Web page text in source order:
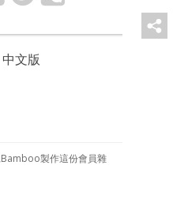
中文版
製作這份會員雜